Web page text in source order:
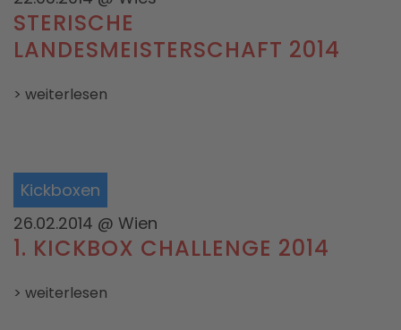
STERISCHE
LANDESMEISTERSCHAFT 2014
> weiterlesen
Kickboxen
26.02.2014 @ Wien
1. KICKBOX CHALLENGE 2014
> weiterlesen